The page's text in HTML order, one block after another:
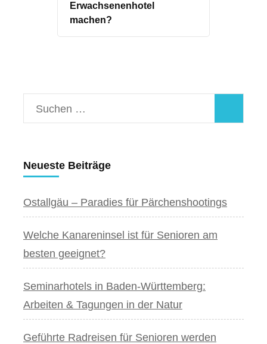
Erwachsenenhotel
machen?
Suchen
nach:
Neueste Beiträge
Ostallgäu – Paradies für Pärchenshootings
Welche Kanareninsel ist für Senioren am
besten geeignet?
Seminarhotels in Baden-Württemberg:
Arbeiten & Tagungen in der Natur
Geführte Radreisen für Senioren werden